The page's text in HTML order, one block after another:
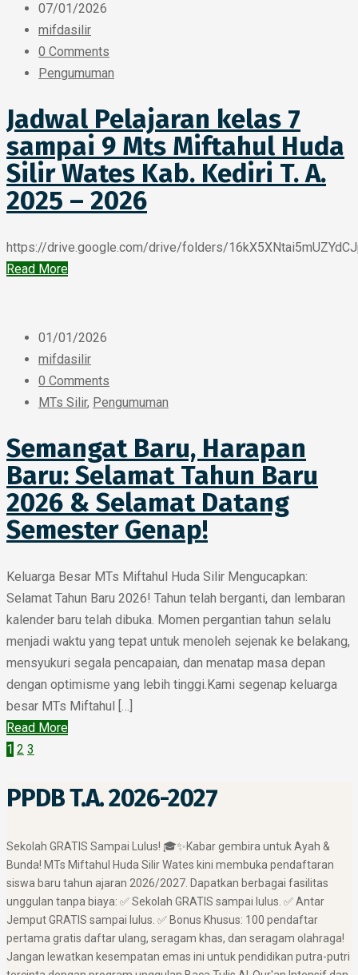
07/01/2026
mifdasilir
0 Comments
Pengumuman
Jadwal Pelajaran kelas 7
sampai 9 Mts Miftahul Huda
Silir Wates Kab. Kediri T. A.
2025 – 2026
https://drive.google.com/drive/folders/
Read More
01/01/2026
mifdasilir
0 Comments
MTs Silir, Pengumuman
Semangat Baru, Harapan
Baru: Selamat Tahun Baru
2026 & Selamat Datang
Semester Genap!
Keluarga Besar MTs Miftahul Huda Silir Mengucapkan:
Selamat Tahun Baru 2026! Tahun telah berganti, dan lembaran
kalender baru telah dibuka. Momen pergantian tahun selalu
menjadi waktu yang tepat untuk menoleh sejenak ke belakang,
mensyukuri segala pencapaian, dan menatap masa depan
dengan optimisme yang lebih tinggi.Kami segenap keluarga
besar MTs Miftahul […]
Read More
1 2 3
PPDB T.A. 2026-2027
​Sekolah GRATIS Sampai Lulus! 🎓✨ ​Kabar gembira untuk Ayah &
Bunda! MTs Miftahul Huda Silir Wates kini membuka pendaftaran
siswa baru tahun ajaran 2026/2027. Dapatkan berbagai fasilitas
unggulan tanpa biaya: ✅ Sekolah GRATIS sampai lulus. ✅ Antar
Jemput GRATIS sampai lulus. ✅ Bonus Khusus: 100 pendaftar
pertama gratis daftar ulang, seragam khas, dan seragam olahraga! ​
Jangan lewatkan kesempatan emas ini untuk pendidikan putra-putri